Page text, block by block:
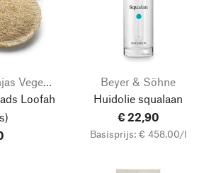
Iberica de Esponjas Vegetales
Loofah
Beyer & Söhne
Huidolie squalaan
€ 22,90
Basisprijs: € 458,00/l